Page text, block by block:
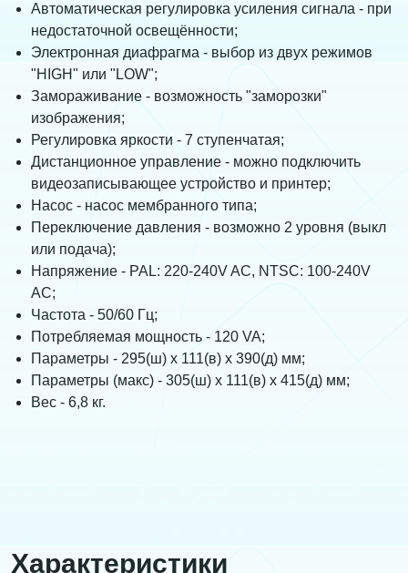
Автоматическая регулировка усиления сигнала - при
недостаточной освещённости;
Электронная диафрагма - выбор из двух режимов
"HIGH" или "LOW";
Замораживание - возможность "заморозки"
изображения;
Регулировка яркости - 7 ступенчатая;
Дистанционное управление - можно подключить
видеозаписывающее устройство и принтер;
Насос - насос мембранного типа;
Переключение давления - возможно 2 уровня (выкл
или подача);
Напряжение - PAL: 220-240V AC, NTSC: 100-240V
AC;
Частота - 50/60 Гц;
Потребляемая мощность - 120 VA;
Параметры - 295(ш) х 111(в) х 390(д) мм;
Параметры (макс) - 305(ш) х 111(в) х 415(д) мм;
Вес - 6,8 кг.
Характеристики